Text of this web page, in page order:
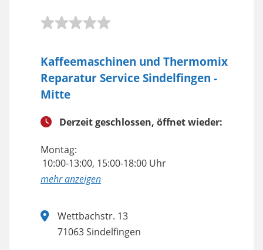
Kaffeemaschinen und Thermomix
Reparatur Service Sindelfingen -
Mitte
Derzeit geschlossen, öffnet wieder:
Montag:
10:00-13:00, 15:00-18:00 Uhr
anzeigen
Wettbachstr. 13
71063 Sindelfingen